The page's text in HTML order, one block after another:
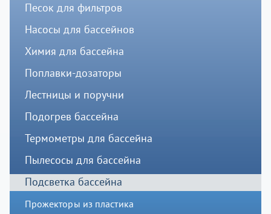
Песок для фильтров
Насосы для бассейнов
Химия для бассейна
Поплавки-дозаторы
Лестницы и поручни
Подогрев бассейна
Термометры для бассейна
Пылесосы для бассейна
Подсветка бассейна
Прожекторы из пластика